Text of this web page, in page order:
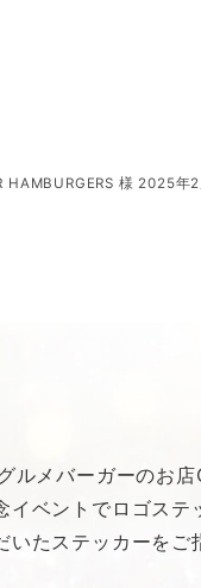
HAMBURGERS 様 2025年
ルメバーガーのお
ベントでロゴス
たステッカーを